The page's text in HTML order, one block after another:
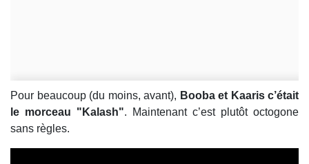
Pour beaucoup (du moins, avant), Booba et Kaaris c’était
le morceau "Kalash". Maintenant c’est plutôt octogone
sans règles.